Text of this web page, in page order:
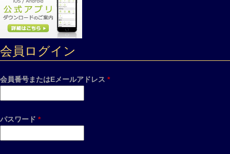
会員ログイン
会員番号またはEメールアドレス *
パスワード *